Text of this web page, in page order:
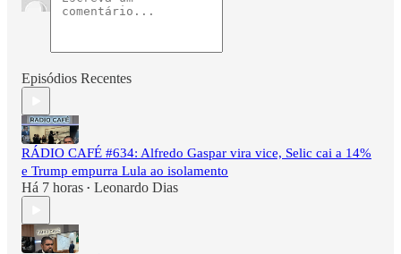
Episódios Recentes
RÁDIO CAFÉ #634: Alfredo Gaspar vira vice, Selic cai a 14%
e Trump empurra Lula ao isolamento
Há 7 horas • Leonardo Dias